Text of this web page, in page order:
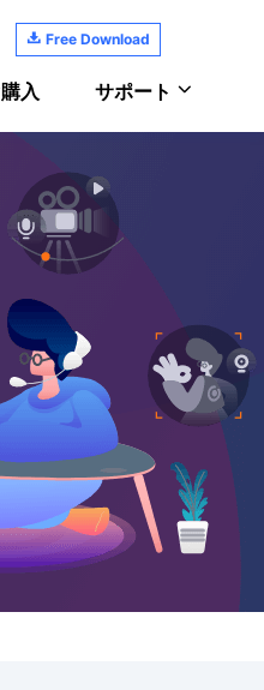
 Free Download
録画
撮る
楽を録音
音声を記録
況を録画
画ソフト
入 サポート
ポートセンター
ド、ライセンス、お問い合わせ
ウンロードセンター
トをダウンロードしよう
ルプガイド
たの問題を解決
ラインチャット
も聞いてください